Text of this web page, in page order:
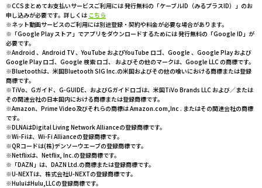
※CCSまとめてお支払いサービスご利用には 発行無料の「ケーブルID（みるプラスID）」のお
申し込みが必要です。詳しくは こちら
※ネット動画サービスのご利用には別途登録・契約や料金が必要な場合があります。
※「Google Play ストア」でアプリをダウンロードするためには 発行無料の「Google ID」が
必要です。
※Android 、Android TV 、YouTube およびYouTube ロゴ、Google 、Google Play および
Google Play ロゴ、Google 検索 ロゴ、 およびその他のマークは、Google LLC の商標です。
※Bluetoothは、米国Bluetooth SIG Inc.の米国およびその他の喰いにおける商標または登録
商標です。
※TiVo、Gガイド、G-GUIDE、およびGガイドロゴは、米国TiVo Brands LLC および／または
その関連会社の日本国内における商標または登録商標です。
※Amazon、Prime Video及びそれらの商標は Amazon.com,Inc . またはその関連会社の商標
です。
※DLNAはDigital Living Network Allianceの登録商標です。
※Wi-Fiは、Wi-Fi Allianceの登録商標です。
※QRコードは(株)デンソーウエーブの登録商標です。
※Netflixは、Netflix, Inc.の登録商標です。
※「DAZN」は、DAZN Ltd.の商標または登録商標です。
※U-NEXTは、株式会社U-NEXTの登録商標です。
※HuluはHulu,LLCの登録商標です。